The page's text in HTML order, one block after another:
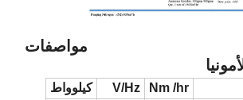
مواصفات
Nm /hr
V/Hz
كيلوواط